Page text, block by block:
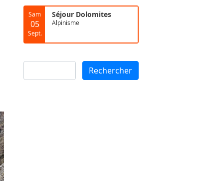
Sam
05
Sept.
Séjour Dolomites
Alpinisme
Rechercher Rechercher